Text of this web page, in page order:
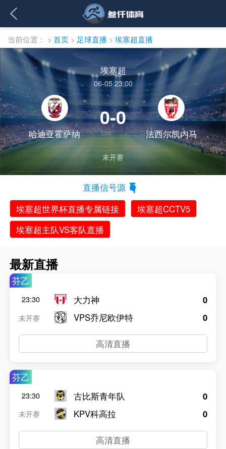
当前位置： > 首页 > 足球直播 > 埃塞超直播
埃塞超
06-05 23:00
哈迪亚霍萨纳
0-0
法西尔凯内马
未开赛
直播信号源
埃塞超世界杯直播专属链接
埃塞超CCTV5
埃塞超主队VS客队直播
最新直播
芬乙
23:30
未开赛
大力神
VPS乔尼欧伊特
0
0
高清直播
芬乙
23:30
未开赛
古比斯青年队
KPV科高拉
0
0
高清直播